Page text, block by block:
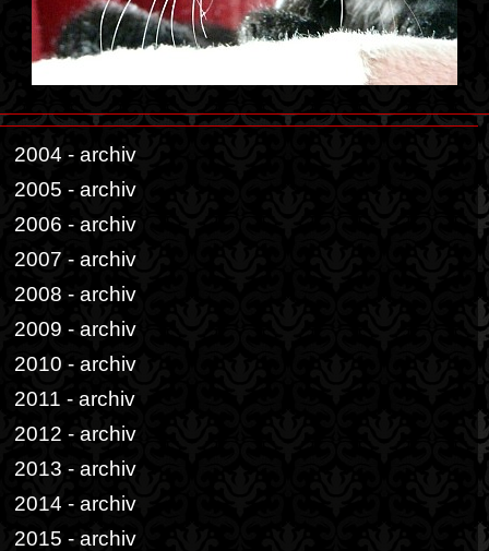
2004 - archiv
2005 - archiv
2006 - archiv
2007 - archiv
2008 - archiv
2009 - archiv
2010 - archiv
2011 - archiv
2012 - archiv
2013 - archiv
2014 - archiv
2015 - archiv